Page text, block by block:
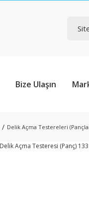
Bize Ulaşın
Delik Açma Testereleri